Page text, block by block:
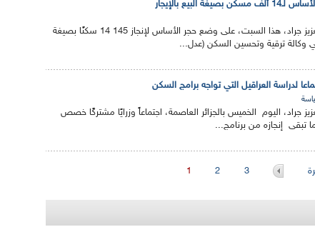
البيع بالإيجار
أشرف الوزير الأول عبد العزيز جراد، هذا السبت، على وضع حجر الأساس لإنجاز 145 14 سكنًا بصيغة
وكالة ترقية وتحسين السكن (عدل...
لدراسة العراقيل التي تواجه برامج السكن
جراد، اليوم الخميس بالجزائر العاصمة، اجتماعاً وزرايًا مشتركًا خصص
تبقى إنجازه من برنامج...
1 2 3